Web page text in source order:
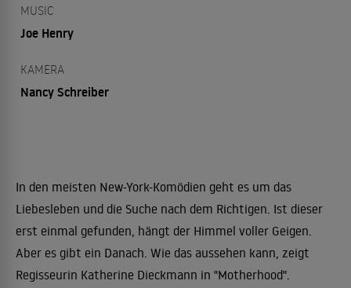
MUSIC
Joe Henry
KAMERA
Nancy Schreiber
In den meisten New-York-Komödien geht es um das
Liebesleben und die Suche nach dem Richtigen. Ist dieser
erst einmal gefunden, hängt der Himmel voller Geigen.
Aber es gibt ein Danach. Wie das aussehen kann, zeigt
Regisseurin Katherine Dieckmann in "Motherhood".